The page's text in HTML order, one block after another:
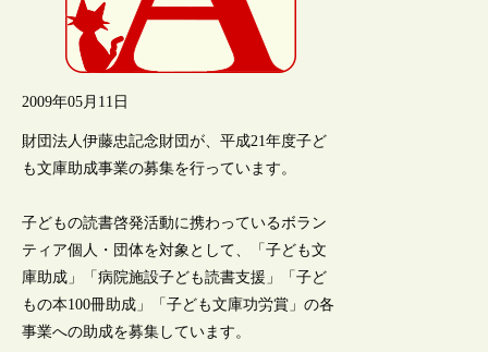
2009年05月11日
財団法人伊藤忠記念財団が、平成21年度子ど
も文庫助成事業の募集を行っています。
子どもの読書啓発活動に携わっているボラン
ティア個人・団体を対象として、「子ども文
庫助成」「病院施設子ども読書支援」「子ど
もの本100冊助成」「子ども文庫功労賞」の各
事業への助成を募集しています。